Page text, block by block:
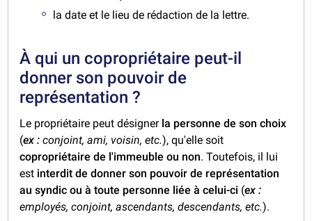
la date et le lieu de rédaction de la lettre.
À qui un copropriétaire peut-il
donner son pouvoir de
représentation ?
Le propriétaire peut désigner la personne de son choix
(ex : conjoint, ami, voisin, etc.), qu'elle soit
copropriétaire de l'immeuble ou non. Toutefois, il lui
est interdit de donner son pouvoir de représentation
au syndic ou à toute personne liée à celui-ci (ex :
employés, conjoint, ascendants, descendants, etc.).